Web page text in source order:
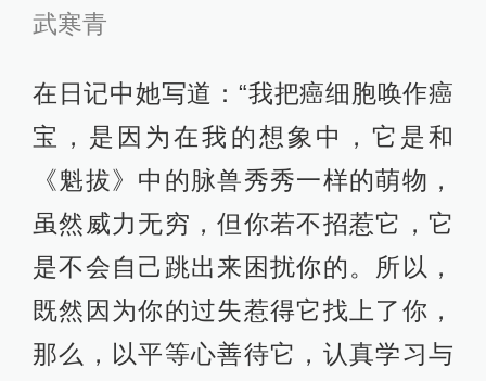
武寒青
在日记中她写道：“我把癌细胞唤作癌
宝，是因为在我的想象中，它是和
《魁拔》中的脉兽秀秀一样的萌物，
虽然威力无穷，但你若不招惹它，它
是不会自己跳出来困扰你的。所以，
既然因为你的过失惹得它找上了你，
那么，以平等心善待它，认真学习与